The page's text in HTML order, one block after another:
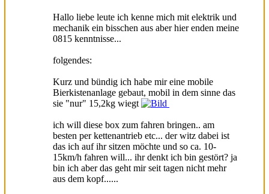
Hallo liebe leute ich kenne mich mit elektrik und
mechanik ein bisschen aus aber hier enden meine
0815 kenntnisse...
folgendes:
Kurz und bündig ich habe mir eine mobile
Bierkistenanlage gebaut, mobil in dem sinne das
sie "nur" 15,2kg wiegt
ich will diese box zum fahren bringen.. am
besten per kettenantrieb etc... der witz dabei ist
das ich auf ihr sitzen möchte und so ca. 10-
15km/h fahren will... ihr denkt ich bin gestört? ja
bin ich aber das geht mir seit tagen nicht mehr
aus dem kopf......